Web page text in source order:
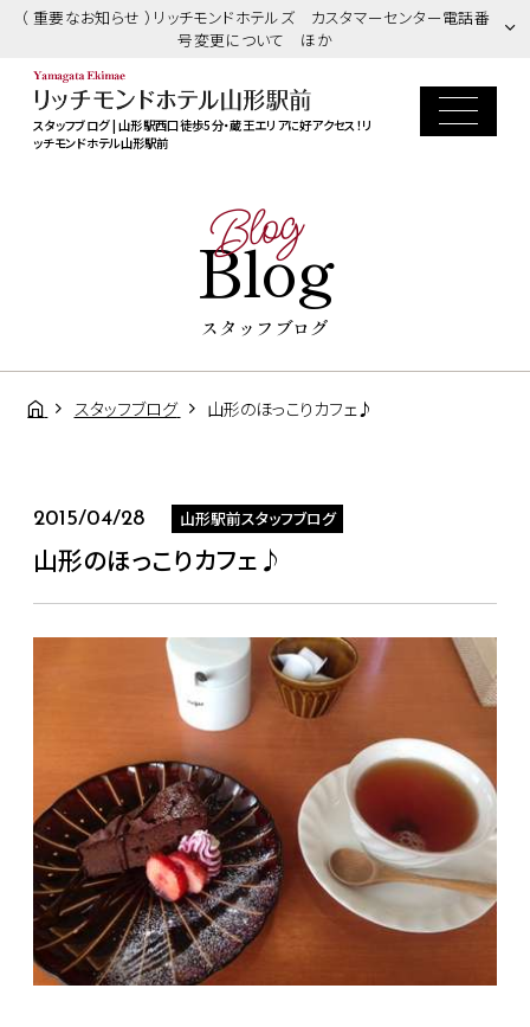
（ 重要なお知らせ ）リッチモンドホテルズ カスタマーセンター電話番
号変更について ほか
スタッフブログ | 山形駅西口徒歩5分・蔵王エリアに好アクセス！リ
ッチモンドホテル山形駅前
Blog
Blog
スタッフブログ
スタッフブログ 山形のほっこりカフェ♪
2015/04/28 山形駅前スタッフブログ
山形のほっこりカフェ♪